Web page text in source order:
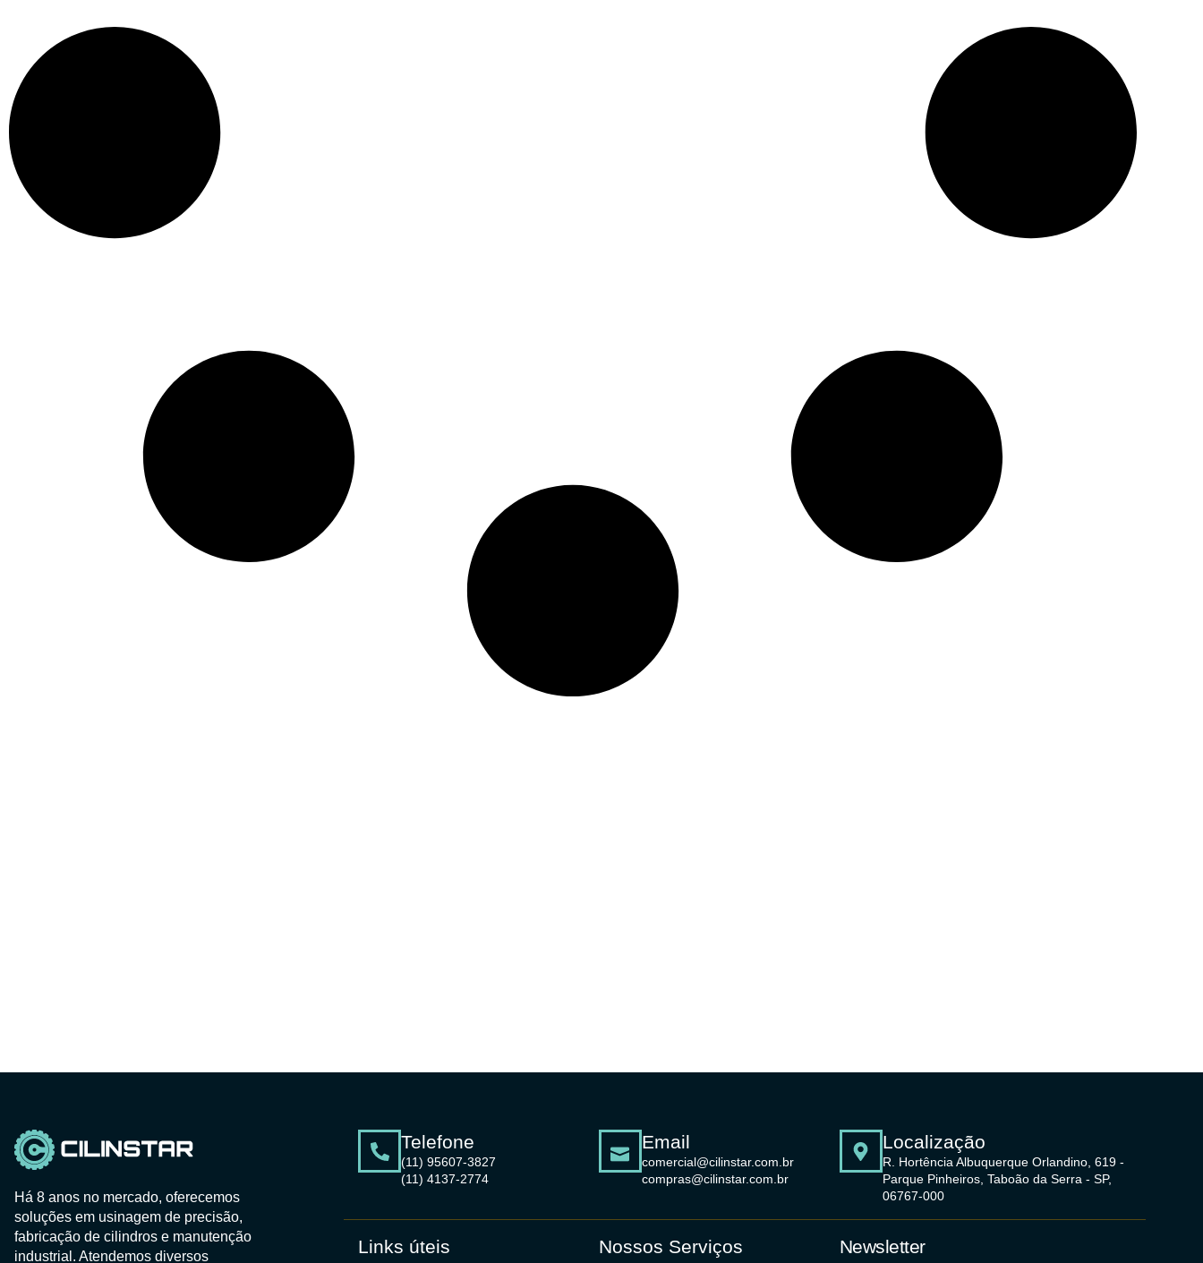
Há 8 anos no mercado, oferecemos
soluções em usinagem de precisão,
fabricação de cilindros e manutenção
industrial. Atendemos diversos
Telefone
(11) 95607-3827
(11) 4137-2774
Email
comercial@cilinstar.com.br
compras@cilinstar.com.br
Localização
R. Hortência Albuquerque Orlandino, 619 -
Parque Pinheiros, Taboão da Serra - SP,
06767-000
Links úteis Nossos Serviços Newsletter